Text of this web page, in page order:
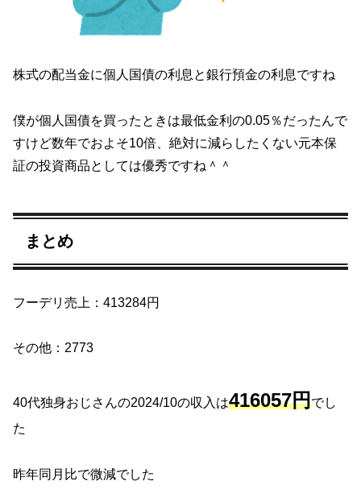
株式の配当金に個人国債の利息と銀行預金の利息ですね
僕が個人国債を買ったときは最低金利の0.05％だったんで
すけど数年でおよそ10倍、絶対に減らしたくない元本保
証の投資商品としては優秀ですね＾＾
まとめ
フーデリ売上：413284円
その他：2773
40代独身おじさんの2024/10の収入は416057円でし
た
昨年同月比で微減でした